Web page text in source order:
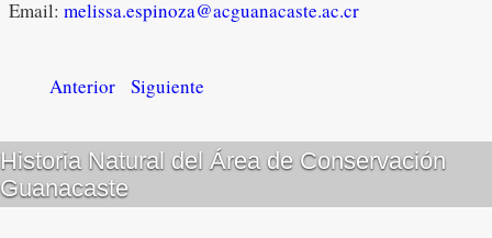
Email: melissa.espinoza@acguanacaste.ac.cr
Anterior Siguiente
Historia Natural del Área de Conservación
Guanacaste